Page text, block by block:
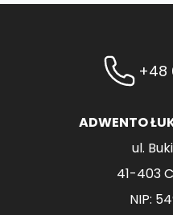
+48
ADWENTO
ul.
41-403
NIP: